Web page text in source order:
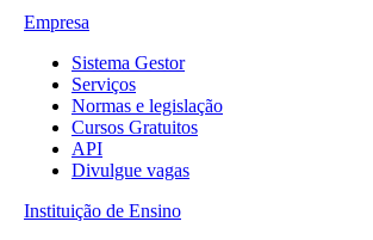
Empresa
Sistema Gestor
Serviços
Normas e legislação
Cursos Gratuitos
API
Divulgue vagas
Instituição de Ensino